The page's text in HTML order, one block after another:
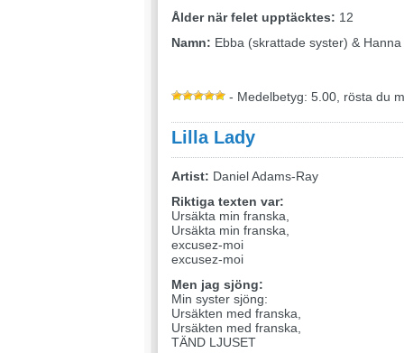
Ålder när felet upptäcktes: 12
Namn: Ebba (skrattade syster) &
- Medelbetyg: 5.00, rösta du
Lilla Lady
Artist: Daniel Adams-Ray
Riktiga texten var:
Ursäkta min franska,
Ursäkta min franska,
excusez-moi
excusez-moi
Men jag sjöng:
Min syster sjöng:
Ursäkten med franska,
Ursäkten med franska,
TÄND LJUSET